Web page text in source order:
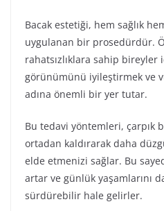
Bacak estetiği, hem sağlık
uygulanan bir prosedürdür.
rahatsızlıklara sahip bireyler
görünümünü iyileştirmek ve
adına önemli bir yer tutar.
Bu tedavi yöntemleri, çarpık
ortadan kaldırarak daha
elde etmenizi sağlar. Bu
artar ve günlük yaşamlarını
sürdürebilir hale gelirler.